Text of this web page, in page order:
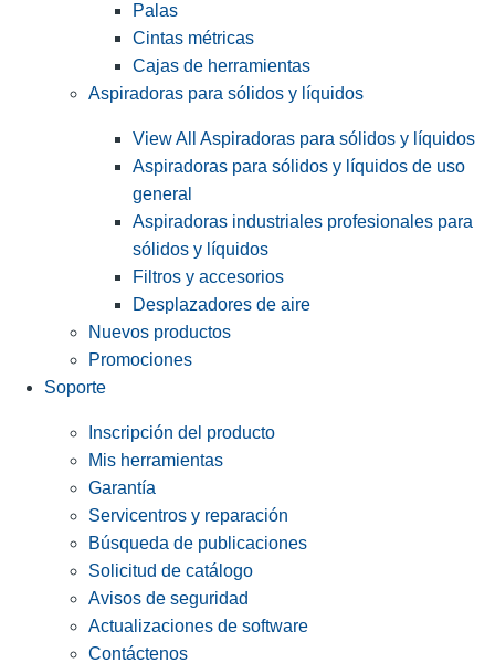
Palas
Cintas métricas
Cajas de herramientas
Aspiradoras para sólidos y líquidos
View All Aspiradoras para sólidos y líquidos
Aspiradoras para sólidos y líquidos de uso
general
Aspiradoras industriales profesionales para
sólidos y líquidos
Filtros y accesorios
Desplazadores de aire
Nuevos productos
Promociones
Soporte
Inscripción del producto
Mis herramientas
Garantía
Servicentros y reparación
Búsqueda de publicaciones
Solicitud de catálogo
Avisos de seguridad
Actualizaciones de software
Contáctenos